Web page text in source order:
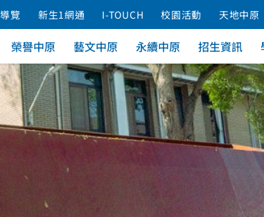
覽 新生1網通 I-TOUCH 校園活動 天地中原
榮譽中原 藝文中原 永續中原 招生資訊